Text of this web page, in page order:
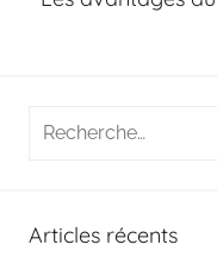
Recherche
Articles récents